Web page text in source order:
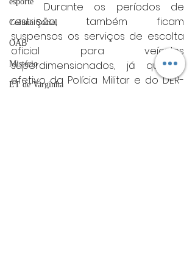
Coluna Social
OAB
Mistério
ET de Varginha
	Durante os períodos de
restrição, também ficam
suspensos os serviços de escolta
oficial para veículos
superdimensionados, já que o
efetivo da Polícia Militar e do DER-